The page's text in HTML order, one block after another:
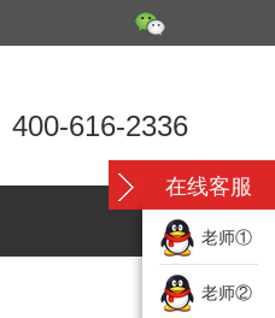
400-616-2336
在线客服
老师①
老师②